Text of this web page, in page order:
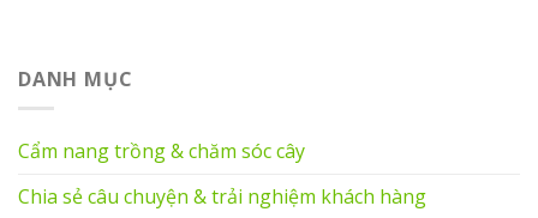
DANH MỤC
Cẩm nang trồng & chăm sóc cây
Chia sẻ câu chuyện & trải nghiệm khách hàng